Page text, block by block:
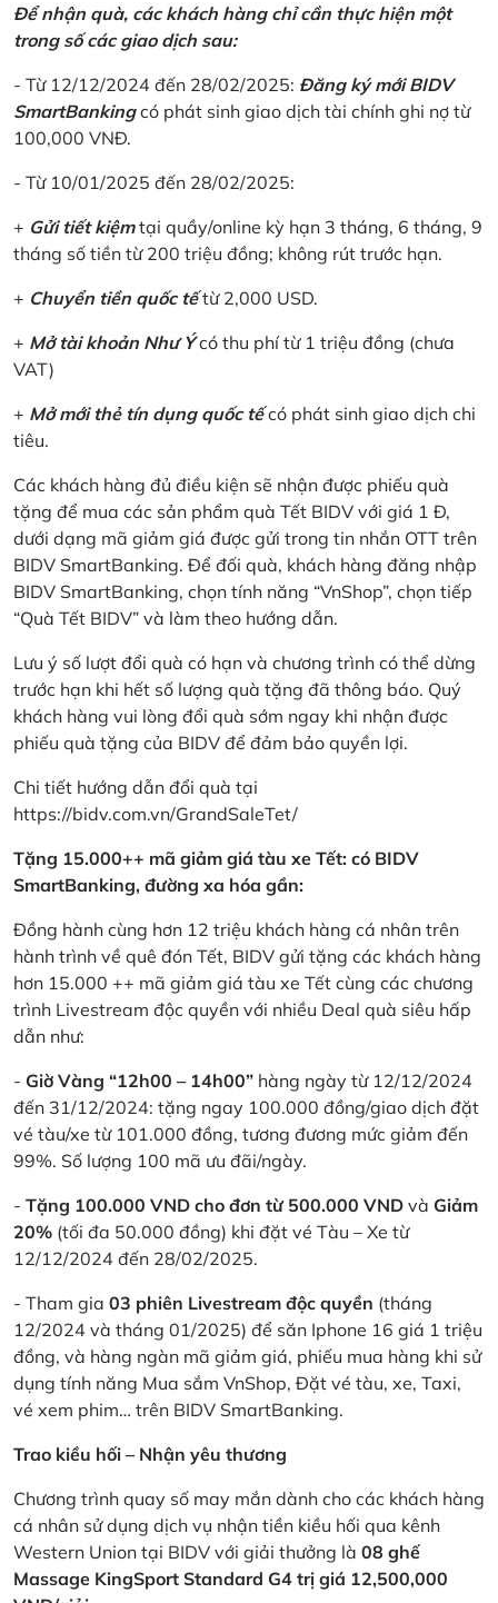
Để nhận quà, các khách hàng chỉ cần thực hiện một
trong số các giao dịch sau:
- Từ 12/12/2024 đến 28/02/2025: Đăng ký mới BIDV
SmartBankingcó phát sinh giao dịch tài chính ghi nợ từ
100,000 VNĐ.
- Từ 10/01/2025 đến 28/02/2025:
+ Gửi tiết kiệmtại quầy/online kỳ hạn 3 tháng, 6 tháng, 9
tháng số tiền từ 200 triệu đồng; không rút trước hạn.
+ Chuyển tiền quốc tếtừ 2,000 USD.
+ Mở tài khoản Như Ýcó thu phí từ 1 triệu đồng (chưa
VAT)
+ Mở mới thẻ tín dụng quốc tếcó phát sinh giao dịch chi
tiêu.
Các khách hàng đủ điều kiện sẽ nhận được phiếu quà
tặng để mua các sản phẩm quà Tết BIDV với giá 1 Đ,
dưới dạng mã giảm giá được gửi trong tin nhắn OTT trên
BIDV SmartBanking. Để đối quà, khách hàng đăng nhập
BIDV SmartBanking, chọn tính năng “VnShop”, chọn tiếp
“Quà Tết BIDV” và làm theo hướng dẫn.
Lưu ý số lượt đổi quà có hạn và chương trình có thể dừng
trước hạn khi hết số lượng quà tặng đã thông báo. Quý
khách hàng vui lòng đổi quà sớm ngay khi nhận được
phiếu quà tặng của BIDV để đảm bảo quyền lợi.
Chi tiết hướng dẫn đổi quà tại
https://bidv.com.vn/GrandSaleTet/
Tặng 15.000++ mã giảm giá tàu xe Tết: có BIDV
SmartBanking, đường xa hóa gần:
Đồng hành cùng hơn 12 triệu khách hàng cá nhân trên
hành trình về quê đón Tết, BIDV gửi tặng các khách hàng
hơn 15.000 ++ mã giảm giá tàu xe Tết cùng các chương
trình Livestream độc quyền với nhiều Deal quà siêu hấp
dẫn như:
- Giờ Vàng “12h00 – 14h00” hàng ngày từ 12/12/2024
đến 31/12/2024: tặng ngay 100.000 đồng/giao dịch đặt
vé tàu/xe từ 101.000 đồng, tương đương mức giảm đến
99%. Số lượng 100 mã ưu đãi/ngày.
- Tặng 100.000 VND cho đơn từ 500.000 VND và Giảm
20% (tối đa 50.000 đồng) khi đặt vé Tàu – Xe từ
12/12/2024 đến 28/02/2025.
- Tham gia 03 phiên Livestream độc quyền (tháng
12/2024 và tháng 01/2025) để săn Iphone 16 giá 1 triệu
đồng, và hàng ngàn mã giảm giá, phiếu mua hàng khi sử
dụng tính năng Mua sắm VnShop, Đặt vé tàu, xe, Taxi,
vé xem phim… trên BIDV SmartBanking.
Trao kiều hối – Nhận yêu thương
Chương trình quay số may mắn dành cho các khách hàng
cá nhân sử dụng dịch vụ nhận tiền kiều hối qua kênh
Western Union tại BIDV với giải thưởng là 08 ghế
Massage KingSport Standard G4 trị giá 12,500,000